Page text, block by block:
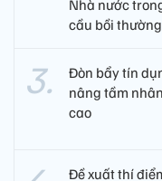
Nhà nước
cầu bồi thường
Đòn bẩy tín
nâng tầm
cao
Đề xuất thí